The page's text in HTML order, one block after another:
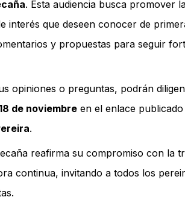
. Esta audiencia busca promover
interés que deseen conocer de
y propuestas para seguir
opiniones o preguntas, podrán
de noviembre en el enlace
.
reafirma su compromiso con la
continua, invitando a todos los